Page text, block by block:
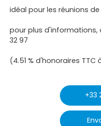
idéal pour les réunions
pour plus
32 97
(4.51 % d'honoraires
+33